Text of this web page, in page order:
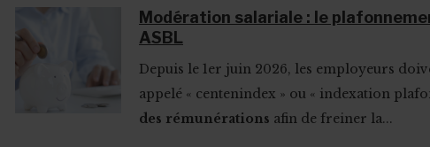
Modération salariale : le
ASBL
Depuis le 1er juin 2026, les employeurs
appelé « centenindex » ou « indexation
des rémunérations afin de freiner la...